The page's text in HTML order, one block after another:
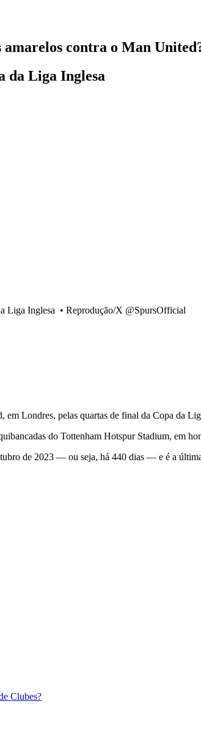
contra o Man
da Liga Inglesa
Liga Inglesa • Reprodução/X @SpursOfficial
Londres, pelas quartas de final da Copa da
do Tottenham Hotspur Stadium, em
de 2023 — ou seja, há 440 dias — e é a
Clubes?